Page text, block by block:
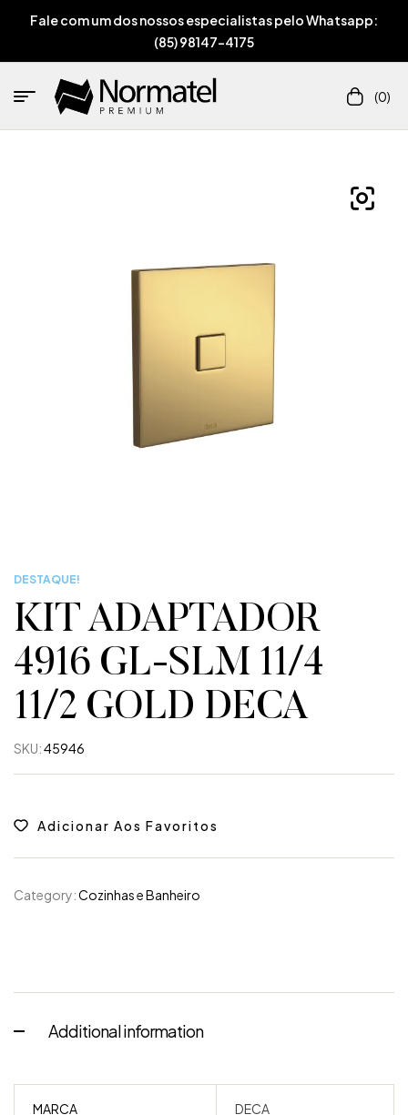
Fale com um dos nossos especialistas pelo Whatsapp:
(85) 98147-4175
(0)
DESTAQUE!
KIT ADAPTADOR
4916 GL-SLM 11/4
11/2 GOLD DECA
SKU:45946
Adicionar Aos Favoritos
Category:Cozinhas e Banheiro
Additional information
MARCA DECA